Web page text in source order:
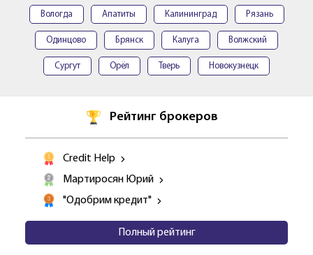
Вологда Апатиты Калининград Рязань
Одинцово Брянск Калуга Волжский
Сургут Орёл Тверь Новокузнецк
Рейтинг брокеров
Credit Help
Мартиросян Юрий
"Одобрим кредит"
Полный рейтинг